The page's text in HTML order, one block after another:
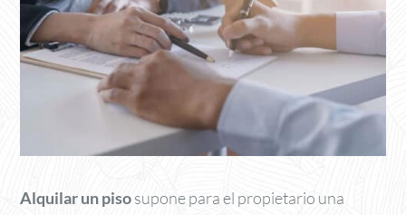
Alquilar un pisosupone para el propietario una